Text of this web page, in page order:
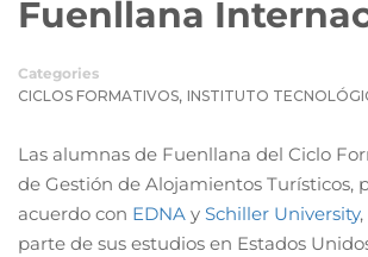
Fuenllana
Categories
CICLOS FORMATIVOS, INSTITUTO
Las alumnas de Fuenllana del Ciclo
de Gestión de Alojamientos Turísticos,
acuerdo con EDNA y Schiller University
parte de sus estudios en Estados